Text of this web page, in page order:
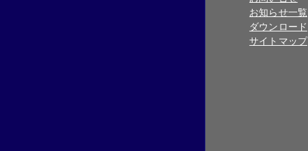
お知らせ一覧
ダウンロード
サイトマップ